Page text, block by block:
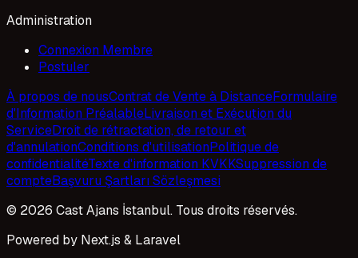
Administration
Connexion Membre
Postuler
À propos de nousContrat de Vente à DistanceFormulaire
d'Information PréalableLivraison et Exécution du
ServiceDroit de rétractation, de retour et
d'annulationConditions d'utilisationPolitique de
confidentialitéTexte d'information KVKKSuppression de
compteBaşvuru Şartları Sözleşmesi
© 2026 Cast Ajans İstanbul. Tous droits réservés.
Powered by Next.js & Laravel